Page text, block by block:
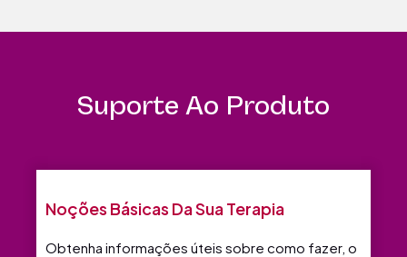
Suporte Ao Produto
Noções Básicas Da Sua Terapia
Obtenha informações úteis sobre como fazer, o